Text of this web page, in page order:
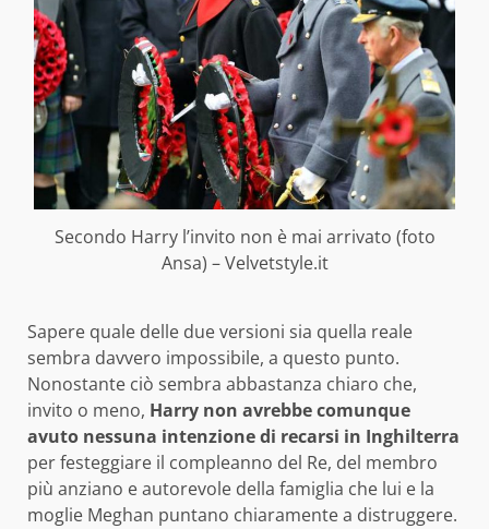
Secondo Harry l’invito non è mai arrivato (foto
Ansa) – Velvetstyle.it
Sapere quale delle due versioni sia quella reale
sembra davvero impossibile, a questo punto.
Nonostante ciò sembra abbastanza chiaro che,
invito o meno, Harry non avrebbe comunque
avuto nessuna intenzione di recarsi in Inghilterra
per festeggiare il compleanno del Re, del membro
più anziano e autorevole della famiglia che lui e la
moglie Meghan puntano chiaramente a distruggere.